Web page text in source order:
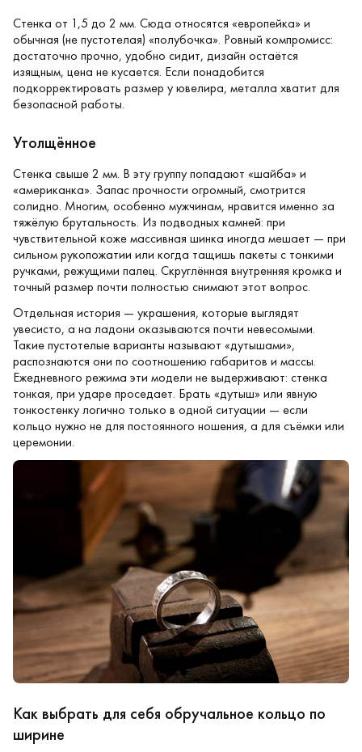
Стенка от 1,5 до 2 мм. Сюда относятся «европейка» и
обычная (не пустотелая) «полубочка». Ровный компромисс:
достаточно прочно, удобно сидит, дизайн остаётся
изящным, цена не кусается. Если понадобится
подкорректировать размер у ювелира, металла хватит для
безопасной работы.
Утолщённое
Стенка свыше 2 мм. В эту группу попадают «шайба» и
«американка». Запас прочности огромный, смотрится
солидно. Многим, особенно мужчинам, нравится именно за
тяжёлую брутальность. Из подводных камней: при
чувствительной коже массивная шинка иногда мешает — при
сильном рукопожатии или когда тащишь пакеты с тонкими
ручками, режущими палец. Скруглённая внутренняя кромка и
точный размер почти полностью снимают этот вопрос.
Отдельная история — украшения, которые выглядят
увесисто, а на ладони оказываются почти невесомыми.
Такие пустотелые варианты называют «дутышами»,
распознаются они по соотношению габаритов и массы.
Ежедневного режима эти модели не выдерживают: стенка
тонкая, при ударе проседает. Брать «дутыш» или явную
тонкостенку логично только в одной ситуации — если
кольцо нужно не для постоянного ношения, а для съёмки или
церемонии.
Как выбрать для себя обручальное кольцо по
ширине